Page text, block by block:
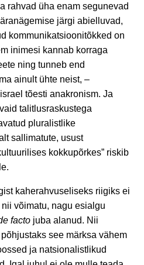
rahvad üha enam segunevad
järgi abielluvad,
kommunikatsioonitõkked on
inimesi kannab korraga
ning tunneb end
ainult ühte neist, –
tõesti anakronism. Ja
talitlusraskustega
pluralistlike
sallimatute, usust
kokkupõrkes” riskib
kaherahvuseliseks riigiks ei
võimatu, nagu esialgu
facto juba alanud. Nii
see märksa vähem
ja natsionalistlikud